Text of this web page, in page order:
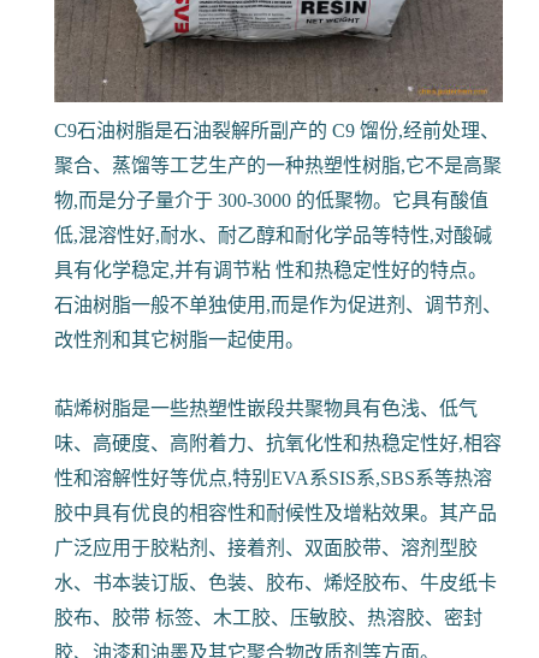
C9石油树脂是石油裂解所副产的 C9 馏份,经前处理、
聚合、蒸馏等工艺生产的一种热塑性树脂,它不是高聚
物,而是分子量介于 300-3000 的低聚物。它具有酸值
低,混溶性好,耐水、耐乙醇和耐化学品等特性,对酸碱
具有化学稳定,并有调节粘 性和热稳定性好的特点。
石油树脂一般不单独使用,而是作为促进剂、调节剂、
改性剂和其它树脂一起使用。
萜烯树脂是一些热塑性嵌段共聚物具有色浅、低气
味、高硬度、高附着力、抗氧化性和热稳定性好,相容
性和溶解性好等优点,特别EVA系SIS系,SBS系等热溶
胶中具有优良的相容性和耐候性及增粘效果。其产品
广泛应用于胶粘剂、接着剂、双面胶带、溶剂型胶
水、书本装订版、色装、胶布、烯烃胶布、牛皮纸卡
胶布、胶带 标签、木工胶、压敏胶、热溶胶、密封
胶、油漆和油墨及其它聚合物改质剂等方面。